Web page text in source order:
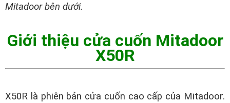
Mitadoor bên dưới.
Giới thiệu cửa cuốn Mitadoor
X50R
X50R là phiên bản cửa cuốn cao cấp của Mitadoor.